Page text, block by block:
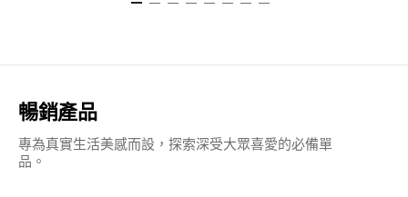
暢銷產品
專為真實生活美感而設，探索深受大眾喜愛的必備單
品。